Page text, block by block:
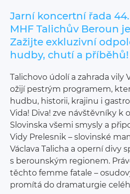
Jarní koncertní řada
MHF Talichův Beroun
Zažijte exkluzivní
hudby, chutí a příběhů!
Talichovo údolí a zahrada vily
ožijí pestrým programem,
hudbu, historii, krajinu i
Vida! Diva! zve návštěvníky k
Slovinska všemi smysly a
Vidy Prelesnik – slovinské
Václava Talicha a operní divy
s berounským regionem.
těchto femme fatale –
promítá do dramaturgie